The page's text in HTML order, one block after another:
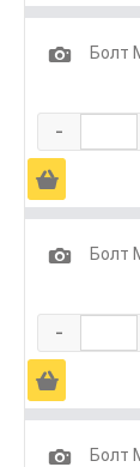
1
Болт
-
Ä
1
Болт
-
Ä
1
Болт